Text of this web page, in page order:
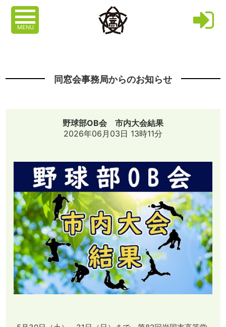
MENU
同窓会事務局からのお知らせ
野球部OB会 市内大会結果
2026年06月03日 13時11分